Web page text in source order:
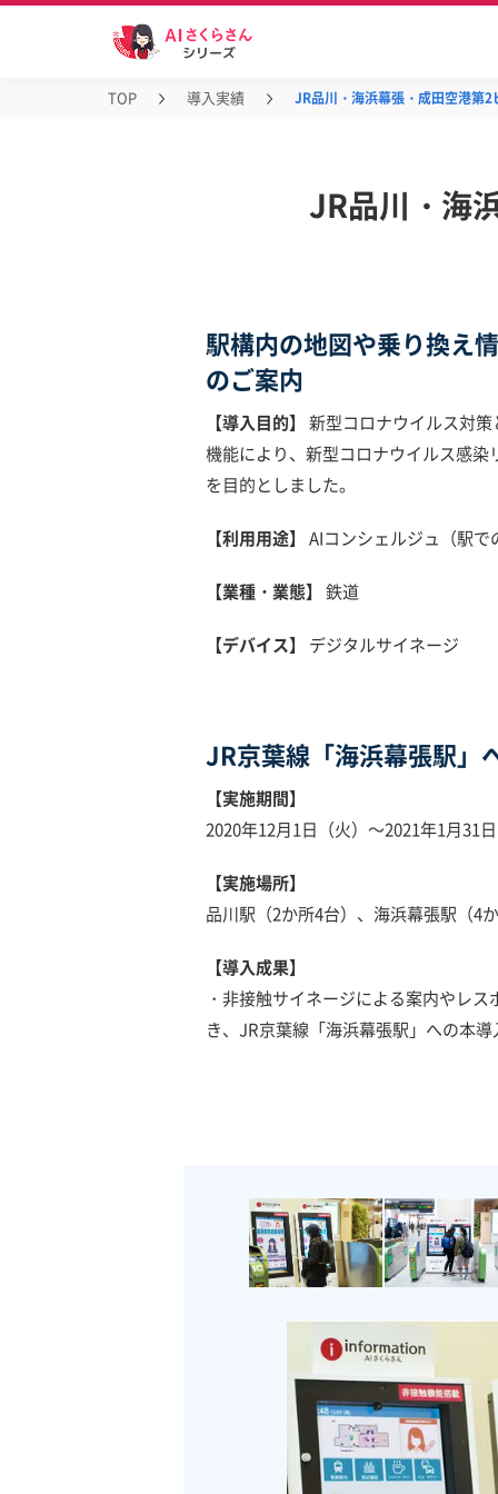
TOP 導入実績 JR品川・海浜幕張・成田空港第2
JR品川・海
駅構内の地図や乗り換え
のご案内
【導入目的】
新型コロナウイルス対
機能により、新型コロナウイルス感
を目的としました。
【利用用途】 AIコンシェルジュ（駅で
【業種・業態】 鉄道
【デバイス】 デジタルサイネージ
JR京葉線「海浜幕張駅」
【実施期間】
2020年12月1日（火）～2021年1月31
【実施場所】
品川駅（2か所4台）、海浜幕張駅（4
【導入成果】
・非接触サイネージによる案内やレ
き、JR京葉線「海浜幕張駅」への本